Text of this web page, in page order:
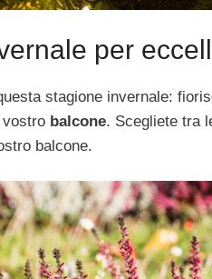
per
stagione invernale:
balcone. Scegliete tra
balcone.